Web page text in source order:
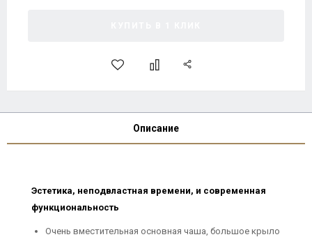
Описание
Эстетика, неподвластная времени, и современная
функциональность
Очень вместительная основная чаша, большое крыло